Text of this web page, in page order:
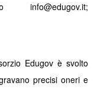
info@edugov.it;
Edugov è svolto
precisi oneri e